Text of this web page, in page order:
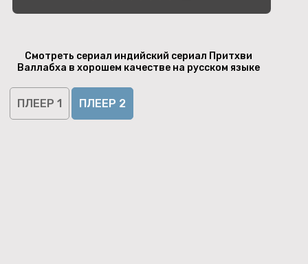
Смотреть сериал индийский сериал Притхви
Валлабха в хорошем качестве на русском языке
ПЛЕЕР 1 ПЛЕЕР 2